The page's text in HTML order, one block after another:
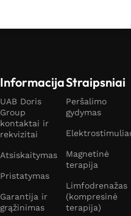
Informacija
UAB Doris
Group
kontaktai ir
rekvizitai
Atsiskaitymas
Pristatymas
Garantija ir
grąžinimas
Straipsniai
Peršalimo
gydymas
Magnetinė
terapija
Limfodrenažas
(kompresinė
terapija)